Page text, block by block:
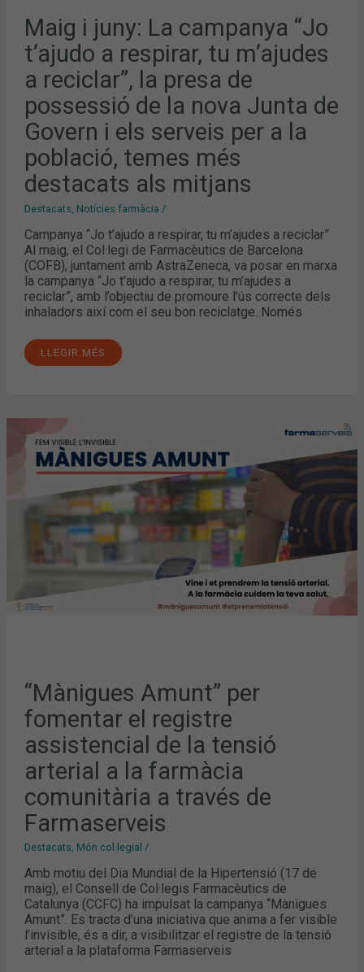
Maig i juny: La campanya “Jo
t’ajudo a respirar, tu m’ajudes
a reciclar”, la presa de
possessió de la nova Junta de
Govern i els serveis per a la
població, temes més
destacats als mitjans
Destacats, Notícies farmàcia /
Campanya “Jo t’ajudo a respirar, tu m’ajudes a reciclar”
Al maig, el Col·legi de Farmacèutics de Barcelona
(COFB), juntament amb AstraZeneca, va posar en marxa
la campanya “Jo t’ajudo a respirar, tu m’ajudes a
reciclar”, amb l’objectiu de promoure l’ús correcte dels
inhaladors així com el seu bon reciclatge. Només
SERVEIS
PER
LA
POBLACIÓ,
TEMES
MÉS
ALS
MITJANS
LLEGIR MÉS
“Mànigues Amunt” per
fomentar el registre
assistencial de la tensió
arterial a la farmàcia
comunitària a través de
Farmaserveis
Destacats, Món col·legial /
Amb motiu del Dia Mundial de la Hipertensió (17 de
maig), el Consell de Col·legis Farmacèutics de
Catalunya (CCFC) ha impulsat la campanya “Mànigues
Amunt”. Es tracta d’una iniciativa que anima a fer visible
l’invisible, és a dir, a visibilitzar el registre de la tensió
arterial a la plataforma Farmaserveis
“MÀNIGUES
AMUNT”
PER
FOMENTAR
EL
REGISTRE
ASSISTENCIAL
DE
TENSIÓ
ARTERIAL
LA
COMUNITÀRIA
TRAVÉS
FARMASERVEIS